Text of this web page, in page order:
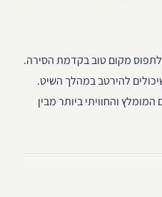
מקום טוב בקדמת הסירה.
להירטב במהלך השיט.
והחוויתי ביותר מבין